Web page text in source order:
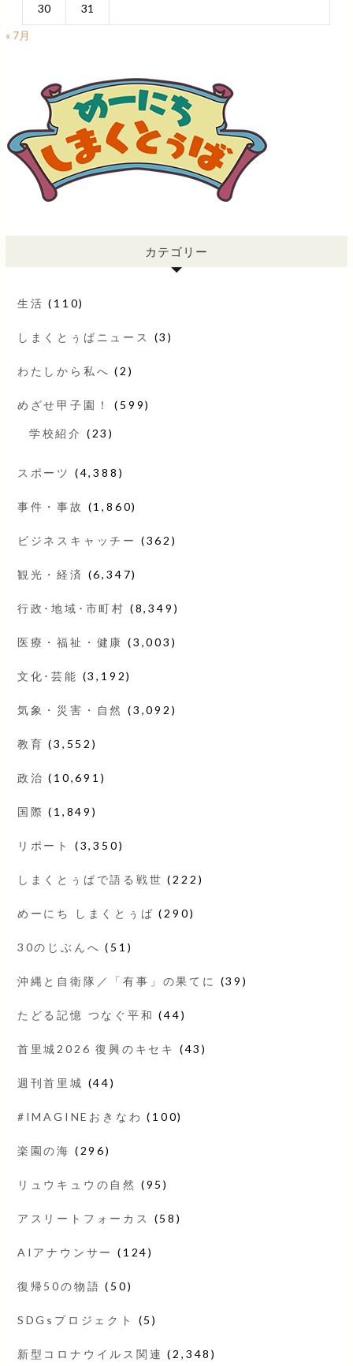
30
31
« 7月
カテゴリー
生活 (110)
しまくとぅばニュース (3)
わたしから私へ (2)
めざせ甲子園！ (599)
学校紹介 (23)
スポーツ (4,388)
事件・事故 (1,860)
ビジネスキャッチー (362)
観光・経済 (6,347)
行政･地域･市町村 (8,349)
医療・福祉・健康 (3,003)
文化･芸能 (3,192)
気象・災害・自然 (3,092)
教育 (3,552)
政治 (10,691)
国際 (1,849)
リポート (3,350)
しまくとぅばで語る戦世 (222)
めーにち しまくとぅば (290)
30のじぶんへ (51)
沖縄と自衛隊／「有事」の果てに (39)
たどる記憶 つなぐ平和 (44)
首里城2026 復興のキセキ (43)
週刊首里城 (44)
#IMAGINEおきなわ (100)
楽園の海 (296)
リュウキュウの自然 (95)
アスリートフォーカス (58)
AIアナウンサー (124)
復帰50の物語 (50)
SDGsプロジェクト (5)
新型コロナウイルス関連 (2,348)